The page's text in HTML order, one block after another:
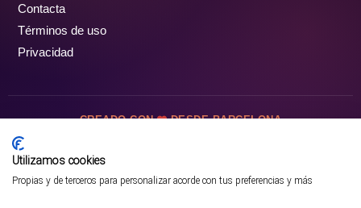
Contacta
Términos de uso
Privacidad
CREADO CON DESDE BARCELONA
Utilizamos cookies
Propias y de terceros para personalizar acorde con tus preferencias y más